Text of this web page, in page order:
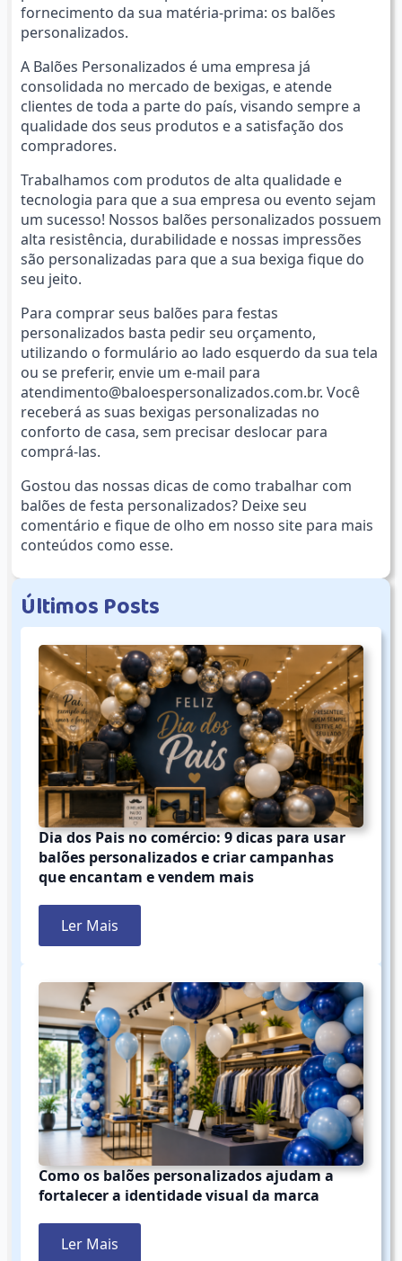
fornecimento da sua matéria-prima: os balões
personalizados.
A Balões Personalizados é uma empresa já
consolidada no mercado de bexigas, e atende
clientes de toda a parte do país, visando sempre a
qualidade dos seus produtos e a satisfação dos
compradores.
Trabalhamos com produtos de alta qualidade e
tecnologia para que a sua empresa ou evento sejam
um sucesso! Nossos balões personalizados possuem
alta resistência, durabilidade e nossas impressões
são personalizadas para que a sua bexiga fique do
seu jeito.
Para comprar seus balões para festas
personalizados basta pedir seu orçamento,
utilizando o formulário ao lado esquerdo da sua tela
ou se preferir, envie um e-mail para
atendimento@baloespersonalizados.com.br. Você
receberá as suas bexigas personalizadas no
conforto de casa, sem precisar deslocar para
comprá-las.
Gostou das nossas dicas de como trabalhar com
balões de festa personalizados? Deixe seu
comentário e fique de olho em nosso site para mais
conteúdos como esse.
ÚltimosPosts
Dia dos Pais no comércio: 9 dicas para usar
balões personalizados e criar campanhas
que encantam e vendem mais
Ler Mais
Como os balões personalizados ajudam a
fortalecer a identidade visual da marca
Ler Mais